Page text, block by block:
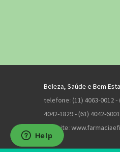
Beleza, Saúde e Bem
telefone: (11) 4063-0012 -
4042-1829 - (61) 4042-
Website: